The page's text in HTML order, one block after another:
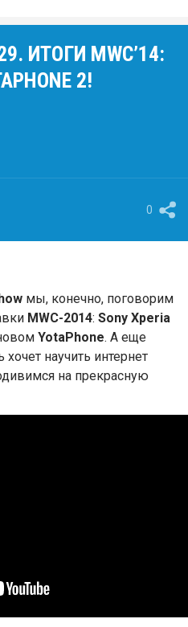
ИТОГИ MWC’14:
2!
0
мы, конечно, поговорим
MWC-2014: Sony Xperia
YotaPhone. А еще
научить интернет
на прекрасную